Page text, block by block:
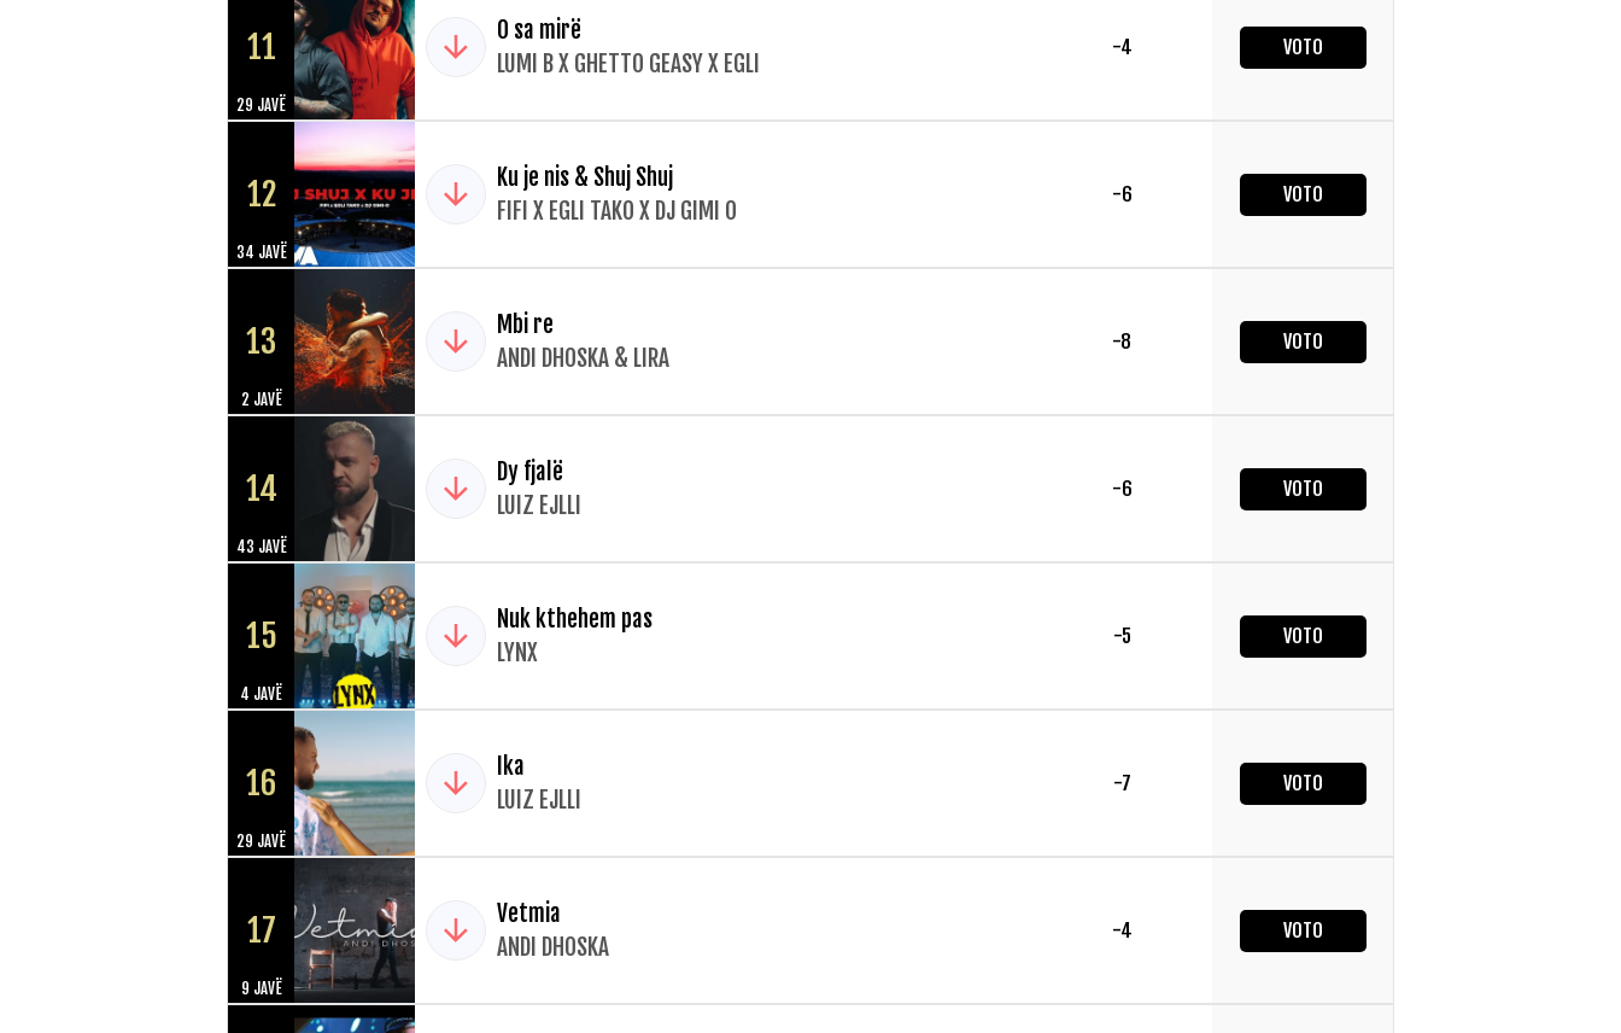
11
29 JAVË
O sa mirë
LUMI B X GHETTO GEASY X EGLI
-4 VOTO
12
34 JAVË
Ku je nis & Shuj Shuj
FIFI X EGLI TAKO X DJ GIMI O
-6 VOTO
13
2 JAVË
Mbi re
ANDI DHOSKA & LIRA
-8 VOTO
14
43 JAVË
Dy fjalë
LUIZ EJLLI
-6 VOTO
15
4 JAVË
Nuk kthehem pas
LYNX
-5 VOTO
16
29 JAVË
Ika
LUIZ EJLLI
-7 VOTO
17
9 JAVË
Vetmia
ANDI DHOSKA
-4 VOTO